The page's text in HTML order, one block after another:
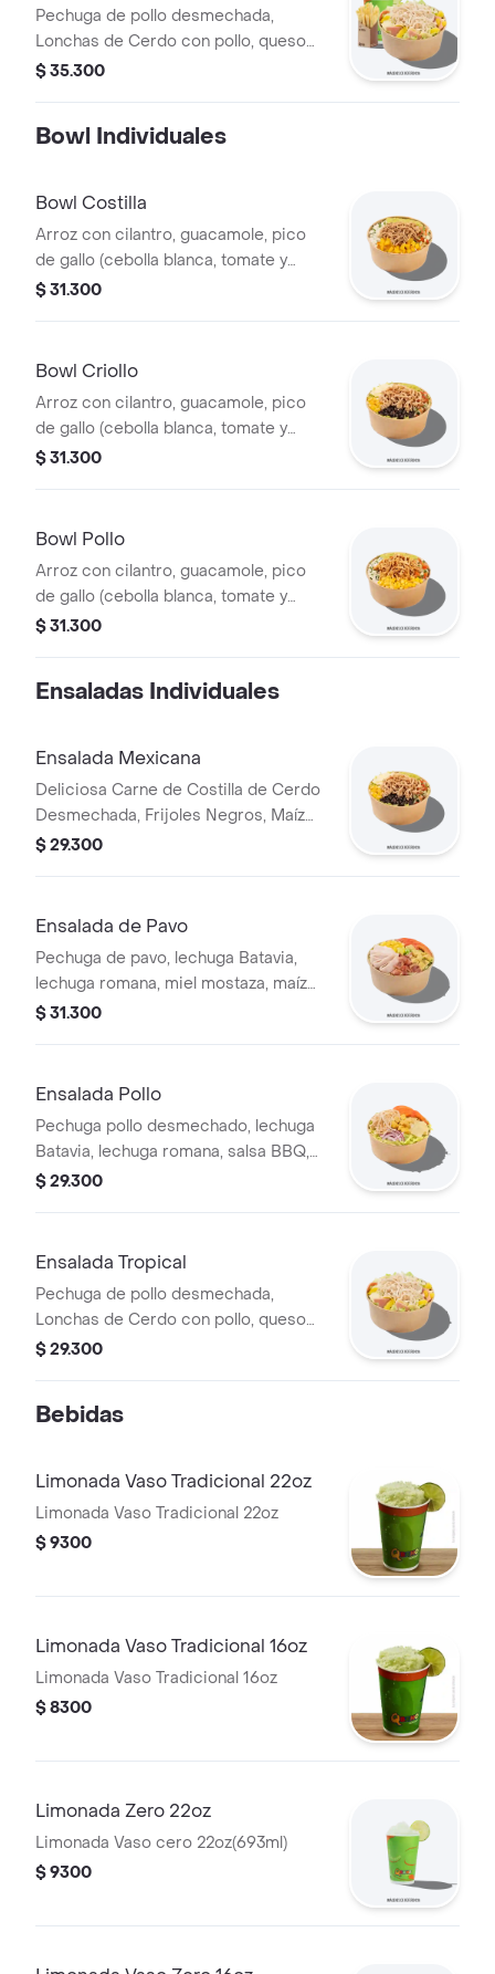
Pechuga de pollo desmechada,
Lonchas de Cerdo con pollo, queso
amarillo, piña calada, lechuga batavia y
$ 35.300
Bowl Individuales
Bowl Costilla
Arroz con cilantro, guacamole, pico
de gallo (cebolla blanca, tomate y
cilantro), piña calada asada y costilla
$ 31.300
Bowl Criollo
Arroz con cilantro, guacamole, pico
de gallo (cebolla blanca, tomate y
cilantro), carne de res desmechada,
$ 31.300
Bowl Pollo
Arroz con cilantro, guacamole, pico
de gallo (cebolla blanca, tomate y
cilantro), maíz tierno, hogo y pechuga
$ 31.300
Ensaladas Individuales
Ensalada Mexicana
Deliciosa Carne de Costilla de Cerdo
Desmechada, Frijoles Negros, Maíz
tierno, Queso mozzarella, Guacamole,
$ 29.300
Ensalada de Pavo
Pechuga de pavo, lechuga Batavia,
lechuga romana, miel mostaza, maíz
tierno, tomate chonto, croutones y
$ 31.300
Ensalada Pollo
Pechuga pollo desmechado, lechuga
Batavia, lechuga romana, salsa BBQ,
tomate chonto, queso mozzarella,
$ 29.300
Ensalada Tropical
Pechuga de pollo desmechada,
Lonchas de Cerdo con pollo, queso
amarillo, piña calada, lechuga batavia y
$ 29.300
Bebidas
Limonada Vaso Tradicional 22oz
Limonada Vaso Tradicional 22oz
$ 9300
Limonada Vaso Tradicional 16oz
Limonada Vaso Tradicional 16oz
$ 8300
Limonada Zero 22oz
Limonada Vaso cero 22oz(693ml)
$ 9300